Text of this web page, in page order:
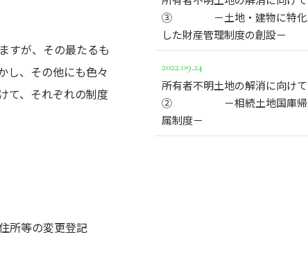
すが、その最たるも
し、その他にも色々
て、それぞれの制度
所等の変更登記
➂ －土地・建物に特化
した財産管理制度の創設－
2022.09.24
所有者不明土地の解消に向けて
➁ －相続土地国庫帰
属制度－